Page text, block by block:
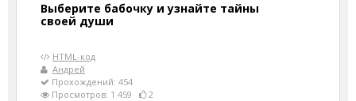
Выберите бабочку и узнайте тайны
своей души
HTML-код
Андрей
Прохождений: 454
Просмотров: 1 459
2